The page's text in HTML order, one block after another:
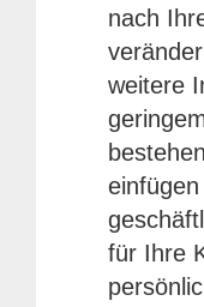
nach
weitere
für Ihre